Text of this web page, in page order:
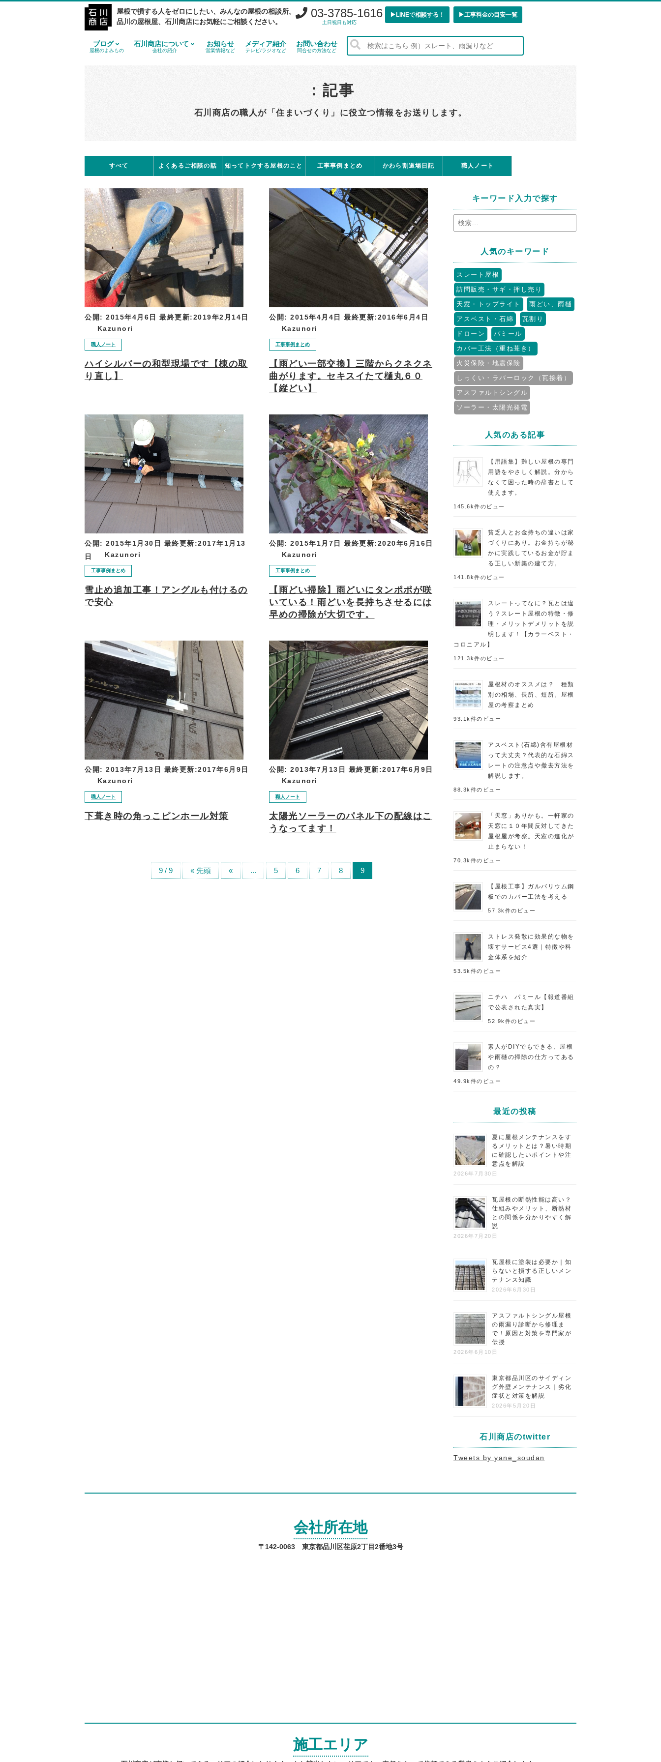
屋根で損する人をゼロにしたい、みんなの屋根の相談所。
品川の屋根屋、石川商店にお気軽にご相談ください。
03-3785-1616
土日祝日も対応
▶︎LINEで相談する！ ▶︎工事料金の目安一覧
ブログ
屋根のよみもの
石川商店について
会社の紹介
お知らせ
営業情報など
メディア紹介
テレビ/ラジオなど
お問い合わせ
問合せの方法など
：記事
石川商店の職人が「住まいづくり」に役立つ情報をお送りします。
すべて よくあるご相談の話 知ってトクする屋根のこと 工事事例まとめ かわら割道場日記 職人ノート
公開: 2015年4月6日 最終更新:2019年2月14日
Kazunori
職人ノート
ハイシルバーの和型現場です【棟の取
り直し】
公開: 2015年4月4日 最終更新:2016年6月4日
Kazunori
工事事例まとめ
【雨どい一部交換】三階からクネクネ
曲がります。セキスイたて樋丸６０
【縦どい】
公開: 2015年1月30日 最終更新:2017年1月13
日
Kazunori
工事事例まとめ
雪止め追加工事！アングルも付けるの
で安心
公開: 2015年1月7日 最終更新:2020年6月16日
Kazunori
工事事例まとめ
【雨どい掃除】雨どいにタンポポが咲
いている！雨どいを長持ちさせるには
早めの掃除が大切です。
公開: 2013年7月13日 最終更新:2017年6月9日
Kazunori
職人ノート
下葺き時の角っこピンホール対策
公開: 2013年7月13日 最終更新:2017年6月9日
Kazunori
職人ノート
太陽光ソーラーのパネル下の配線はこ
うなってます！
9 / 9 « 先頭 « ... 5 6 7 8 9
キーワード入力で探す
人気のキーワード
スレート屋根
訪問販売・サギ・押し売り
天窓・トップライト
雨どい、雨樋
アスベスト・石綿
瓦割り
ドローン
パミール
カバー工法（重ね葺き）
火災保険・地震保険
しっくい・ラバーロック（瓦接着）
アスファルトシングル
ソーラー・太陽光発電
人気のある記事
【用語集】難しい屋根の専門
用語をやさしく解説。分から
なくて困った時の辞書として
使えます。
145.6k件のビュー
貧乏人とお金持ちの違いは家
づくりにあり。お金持ちが秘
かに実践しているお金が貯ま
る正しい新築の建て方。
141.8k件のビュー
スレートってなに？瓦とは違
う？スレート屋根の特徴・修
理・メリットデメリットを説
明します！【カラーベスト・
コロニアル】
121.3k件のビュー
屋根材のオススメは？ 種類
別の相場、長所、短所。屋根
屋の考察まとめ
93.1k件のビュー
アスベスト(石綿)含有屋根材
って大丈夫？代表的な石綿ス
レートの注意点や撤去方法を
解説します。
88.3k件のビュー
「天窓」ありかも。一軒家の
天窓に１０年間反対してきた
屋根屋が考察。天窓の進化が
止まらない！
70.3k件のビュー
【屋根工事】ガルバリウム鋼
板でのカバー工法を考える
57.3k件のビュー
ストレス発散に効果的な物を
壊すサービス4選｜特徴や料
金体系を紹介
53.5k件のビュー
ニチハ パミール【報道番組
で公表された真実】
52.9k件のビュー
素人がDIYでもできる、屋根
や雨樋の掃除の仕方ってある
の？
49.9k件のビュー
最近の投稿
夏に屋根メンテナンスをす
るメリットとは？暑い時期
に確認したいポイントや注
意点を解説
2026年7月30日
瓦屋根の断熱性能は高い？
仕組みやメリット、断熱材
との関係を分かりやすく解
説
2026年7月20日
瓦屋根に塗装は必要か｜知
らないと損する正しいメン
テナンス知識
2026年6月30日
アスファルトシングル屋根
の雨漏り診断から修理ま
で！原因と対策を専門家が
伝授
2026年6月10日
東京都品川区のサイディン
グ外壁メンテナンス｜劣化
症状と対策を解説
2026年5月20日
石川商店のtwitter
Tweets by yane_soudan
会社所在地
〒142-0063 東京都品川区荏原2丁目2番地3号
施工エリア